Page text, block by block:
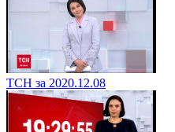
ТСН за 2020.12.08